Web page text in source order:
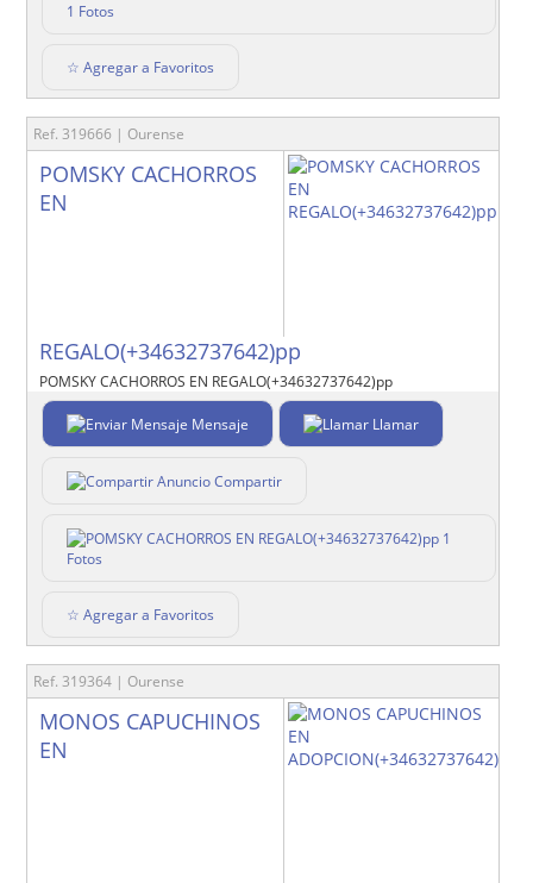
1 Fotos
☆ Agregar a Favoritos
Ref. 319666 | Ourense
POMSKY CACHORROS
EN
REGALO(+34632737642)pp
POMSKY CACHORROS EN REGALO(+34632737642)pp
Mensaje Llamar
Compartir
1
Fotos
☆ Agregar a Favoritos
Ref. 319364 | Ourense
MONOS CAPUCHINOS
EN